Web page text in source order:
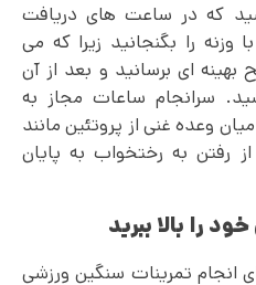
که در ساعت های دریافت
وزنه را بگنجانید زیرا که می
ای برسانید و بعد از آن
سرانجام ساعات مجاز به
وعده غنی از پروتئین مانند
رفتن به رختخواب به پایان
انجام تمرینات سنگین ورزشی